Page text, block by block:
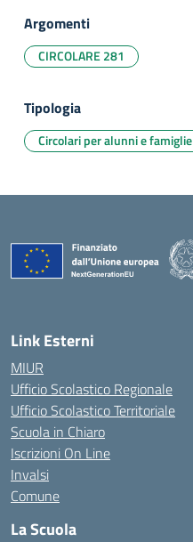
Argomenti
CIRCOLARE 281
Tipologia
Circolari per alunni e famiglie
Link Esterni
MIUR
Ufficio Scolastico Regionale
Ufficio Scolastico Territoriale
Scuola in Chiaro
Iscrizioni On Line
Invalsi
Comune
La Scuola